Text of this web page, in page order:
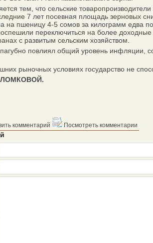
что сельские товаропроизводители
7 лет посевная площадь зерновых
на пшеницу 4-5 сомов за килограмм едва
переключиться на более доходные
с развитым сельским хозяйством.
повлиял общий уровень инфляции,
рыночных условиях государство не
ЛОМКОВОЙ.
комментарий Посмотреть комментарии